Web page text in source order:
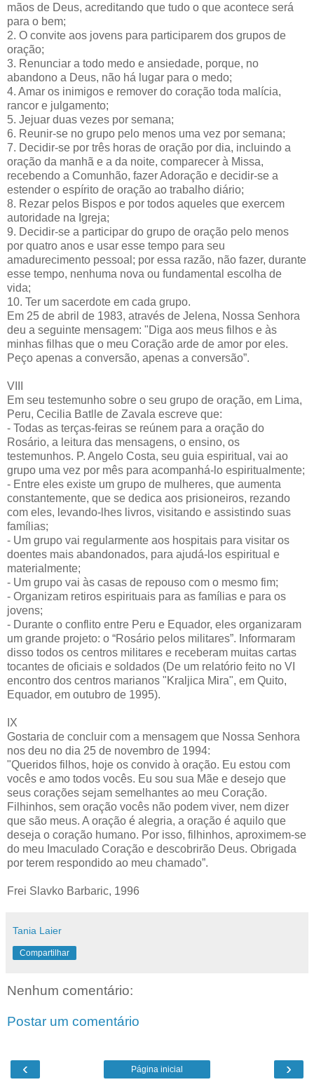
mãos de Deus, acreditando que tudo o que acontece será
para o bem;
2. O convite aos jovens para participarem dos grupos de
oração;
3. Renunciar a todo medo e ansiedade, porque, no
abandono a Deus, não há lugar para o medo;
4. Amar os inimigos e remover do coração toda malícia,
rancor e julgamento;
5. Jejuar duas vezes por semana;
6. Reunir-se no grupo pelo menos uma vez por semana;
7. Decidir-se por três horas de oração por dia, incluindo a
oração da manhã e a da noite, comparecer à Missa,
recebendo a Comunhão, fazer Adoração e decidir-se a
estender o espírito de oração ao trabalho diário;
8. Rezar pelos Bispos e por todos aqueles que exercem
autoridade na Igreja;
9. Decidir-se a participar do grupo de oração pelo menos
por quatro anos e usar esse tempo para seu
amadurecimento pessoal; por essa razão, não fazer, durante
esse tempo, nenhuma nova ou fundamental escolha de
vida;
10. Ter um sacerdote em cada grupo.
Em 25 de abril de 1983, através de Jelena, Nossa Senhora
deu a seguinte mensagem: "Diga aos meus filhos e às
minhas filhas que o meu Coração arde de amor por eles.
Peço apenas a conversão, apenas a conversão”.
VIII
Em seu testemunho sobre o seu grupo de oração, em Lima,
Peru, Cecilia Batlle de Zavala escreve que:
- Todas as terças-feiras se reúnem para a oração do
Rosário, a leitura das mensagens, o ensino, os
testemunhos. P. Angelo Costa, seu guia espiritual, vai ao
grupo uma vez por mês para acompanhá-lo espiritualmente;
- Entre eles existe um grupo de mulheres, que aumenta
constantemente, que se dedica aos prisioneiros, rezando
com eles, levando-lhes livros, visitando e assistindo suas
famílias;
- Um grupo vai regularmente aos hospitais para visitar os
doentes mais abandonados, para ajudá-los espiritual e
materialmente;
- Um grupo vai às casas de repouso com o mesmo fim;
- Organizam retiros espirituais para as famílias e para os
jovens;
- Durante o conflito entre Peru e Equador, eles organizaram
um grande projeto: o “Rosário pelos militares”. Informaram
disso todos os centros militares e receberam muitas cartas
tocantes de oficiais e soldados (De um relatório feito no VI
encontro dos centros marianos "Kraljica Mira", em Quito,
Equador, em outubro de 1995).
IX
Gostaria de concluir com a mensagem que Nossa Senhora
nos deu no dia 25 de novembro de 1994:
"Queridos filhos, hoje os convido à oração. Eu estou com
vocês e amo todos vocês. Eu sou sua Mãe e desejo que
seus corações sejam semelhantes ao meu Coração.
Filhinhos, sem oração vocês não podem viver, nem dizer
que são meus. A oração é alegria, a oração é aquilo que
deseja o coração humano. Por isso, filhinhos, aproximem-se
do meu Imaculado Coração e descobrirão Deus. Obrigada
por terem respondido ao meu chamado”.
Frei Slavko Barbaric, 1996
Tania Laier
Compartilhar
Nenhum comentário:
Postar um comentário
‹ ›
Página inicial